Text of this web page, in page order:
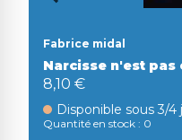
Fabrice midal
Narcisse n'est pas
8,10 €
Disponible sous 3/4
Quantité en stock : 0